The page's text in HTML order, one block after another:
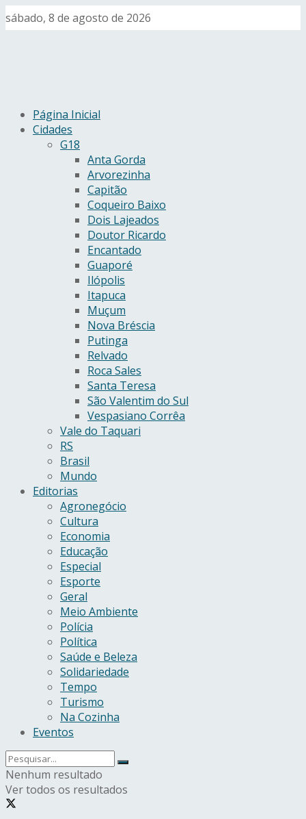
sábado, 8 de agosto de 2026
Página Inicial
Cidades
G18
Anta Gorda
Arvorezinha
Capitão
Coqueiro Baixo
Dois Lajeados
Doutor Ricardo
Encantado
Guaporé
Ilópolis
Itapuca
Muçum
Nova Bréscia
Putinga
Relvado
Roca Sales
Santa Teresa
São Valentim do Sul
Vespasiano Corrêa
Vale do Taquari
RS
Brasil
Mundo
Editorias
Agronegócio
Cultura
Economia
Educação
Especial
Esporte
Geral
Meio Ambiente
Polícia
Política
Saúde e Beleza
Solidariedade
Tempo
Turismo
Na Cozinha
Eventos
Nenhum resultado
Ver todos os resultados